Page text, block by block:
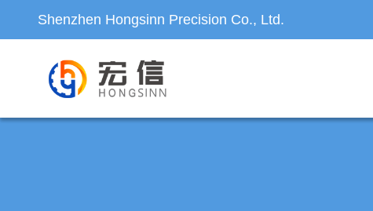
Shenzhen Hongsinn Precision Co., Ltd.